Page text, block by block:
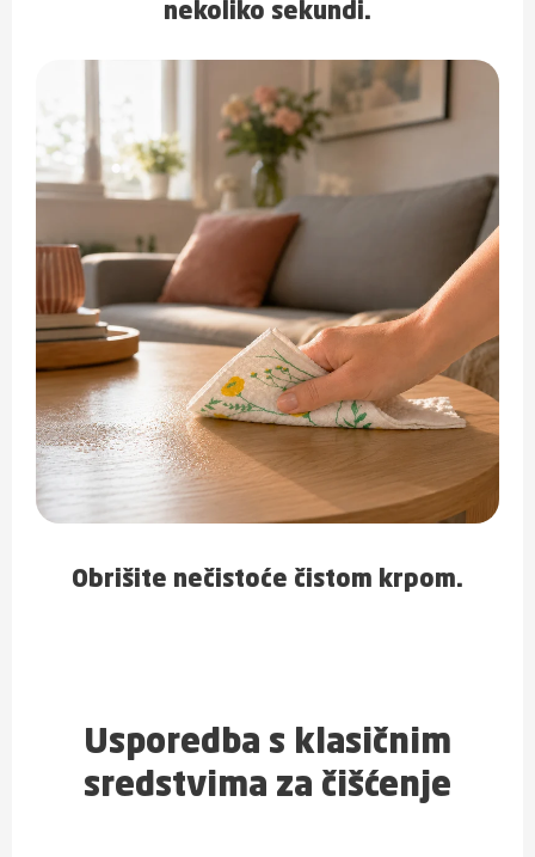
nekoliko sekundi.
Obrišite nečistoće čistom krpom.
Usporedba s klasičnim
sredstvima za čišćenje